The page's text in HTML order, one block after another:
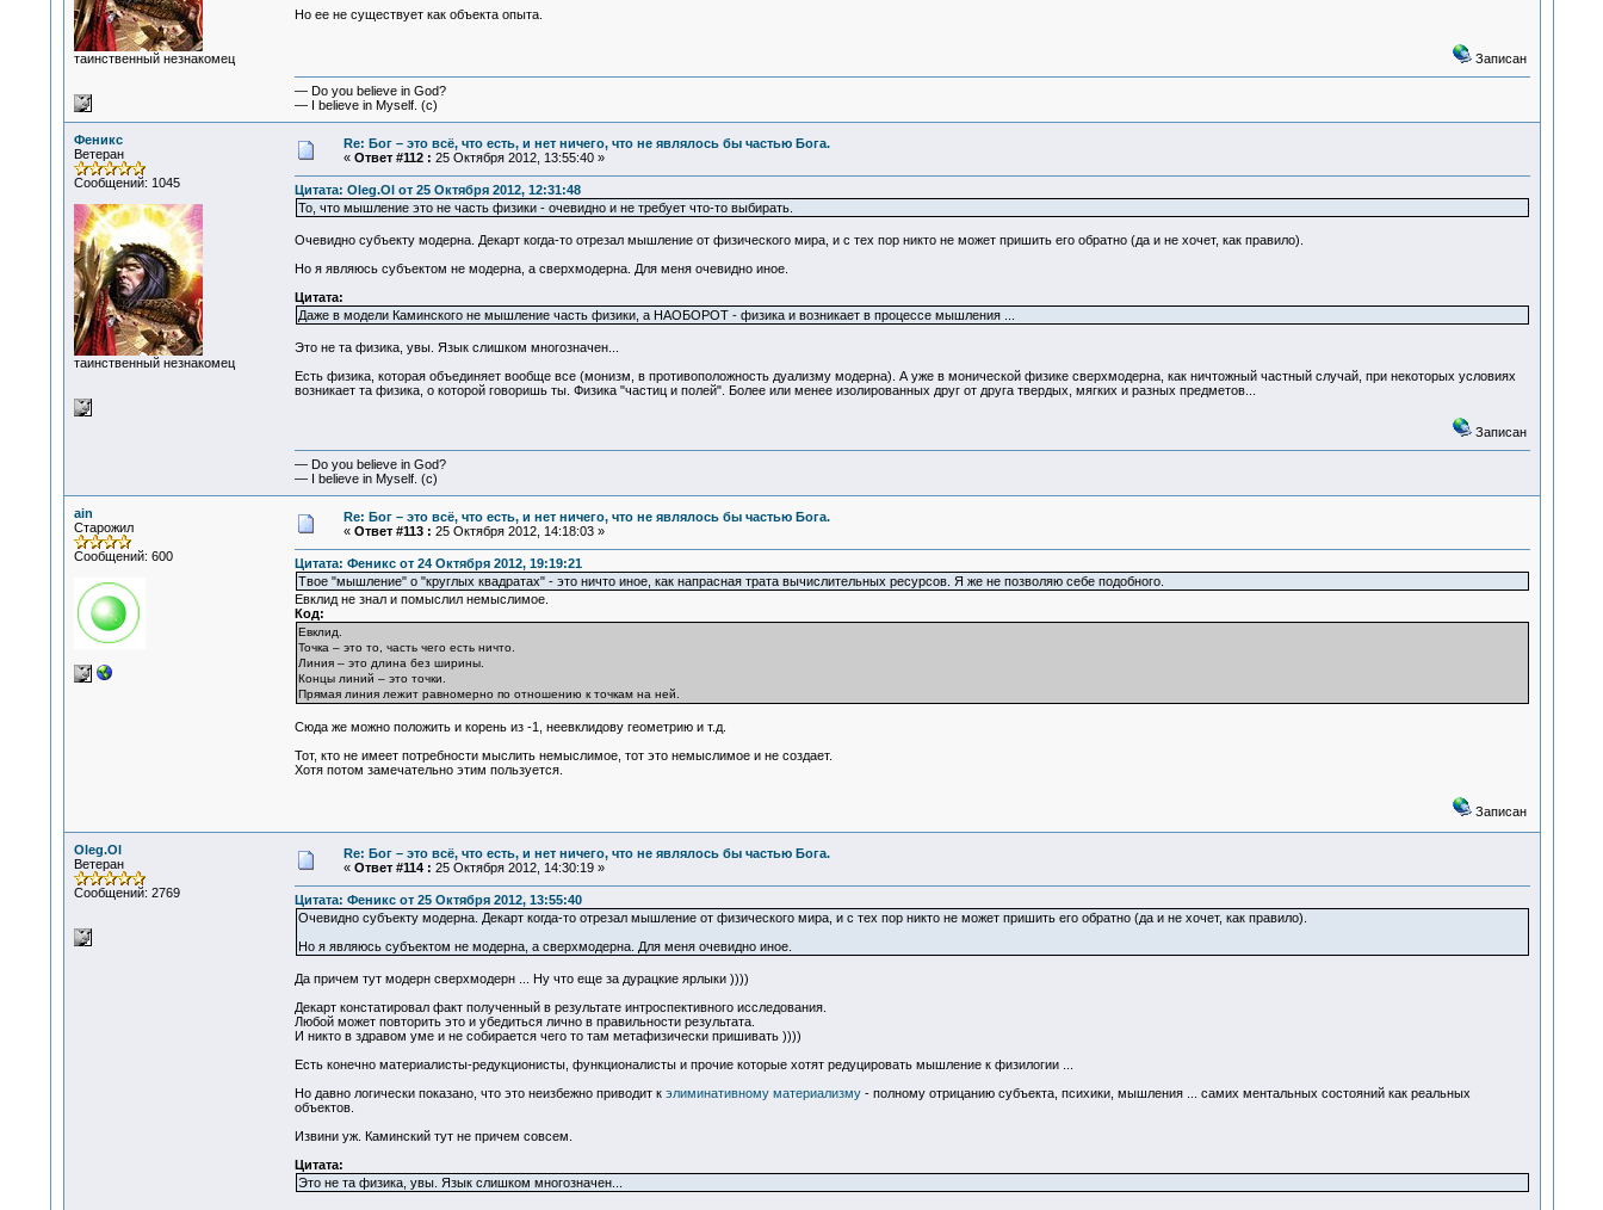
таинственный незнакомец
Но ее не существует как объекта опыта.
Записан
— Do you believe in God?
— I believe in Myself. (c)
Феникс
Ветеран
Сообщений: 1045
таинственный незнакомец
Re: Бог – это всё, что есть, и нет ничего, что не являлось бы частью Бога.
« Ответ #112 : 25 Октября 2012, 13:55:40 »
Цитата: Oleg.Ol от 25 Октября 2012, 12:31:48
То, что мышление это не часть физики - очевидно и не требует что-то выбирать.
Очевидно субъекту модерна. Декарт когда-то отрезал мышление от физического мира, и с тех пор никто не может пришить его обратно (да и не хочет, как правило).
Но я являюсь субъектом не модерна, а сверхмодерна. Для меня очевидно иное.
Цитата:
Даже в модели Каминского не мышление часть физики, а НАОБОРОТ - физика и возникает в процессе мышления ...
Это не та физика, увы. Язык слишком многозначен...
Есть физика, которая объединяет вообще все (монизм, в противоположность дуализму модерна). А уже в монической физике сверхмодерна, как ничтожный частный случай, при некоторых условиях
возникает та физика, о которой говоришь ты. Физика "частиц и полей". Более или менее изолированных друг от друга твердых, мягких и разных предметов...
Записан
— Do you believe in God?
— I believe in Myself. (c)
ain
Старожил
Сообщений: 600
Re: Бог – это всё, что есть, и нет ничего, что не являлось бы частью Бога.
« Ответ #113 : 25 Октября 2012, 14:18:03 »
Цитата: Феникс от 24 Октября 2012, 19:19:21
Твое "мышление" о "круглых квадратах" - это ничто иное, как напрасная трата вычислительных ресурсов. Я же не позволяю себе подобного.
Евклид не знал и помыслил немыслимое.
Код:
Евклид.
Точка – это то, часть чего есть ничто.
Линия – это длина без ширины.
Концы линий – это точки.
Прямая линия лежит равномерно по отношению к точкам на ней.
Сюда же можно положить и корень из -1, неевклидову геометрию и т.д.
Тот, кто не имеет потребности мыслить немыслимое, тот это немыслимое и не создает.
Хотя потом замечательно этим пользуется.
Записан
Oleg.Ol
Ветеран
Сообщений: 2769
Re: Бог – это всё, что есть, и нет ничего, что не являлось бы частью Бога.
« Ответ #114 : 25 Октября 2012, 14:30:19 »
Цитата: Феникс от 25 Октября 2012, 13:55:40
Очевидно субъекту модерна. Декарт когда-то отрезал мышление от физического мира, и с тех пор никто не может пришить его обратно (да и не хочет, как правило).
Но я являюсь субъектом не модерна, а сверхмодерна. Для меня очевидно иное.
Да причем тут модерн сверхмодерн ... Ну что еще за дурацкие ярлыки ))))
Декарт констатировал факт полученный в результате интроспективного исследования.
Любой может повторить это и убедиться лично в правильности результата.
И никто в здравом уме и не собирается чего то там метафизически пришивать ))))
Есть конечно материалисты-редукционисты, функционалисты и прочие которые хотят редуцировать мышление к физилогии ...
Но давно логически показано, что это неизбежно приводит к элиминативному материализму- полному отрицанию субъекта, психики, мышления ... самих ментальных состояний как реальных
объектов.
Извини уж. Каминский тут не причем совсем.
Цитата:
Это не та физика, увы. Язык слишком многозначен...